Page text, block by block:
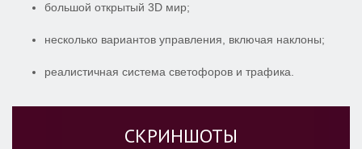
большой открытый 3D мир;
несколько вариантов управления, включая наклоны;
реалистичная система светофоров и трафика.
СКРИНШОТЫ